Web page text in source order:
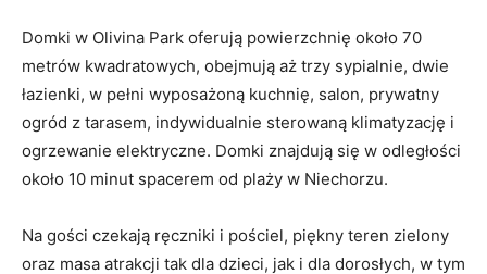
Domki w Olivina Park oferują powierzchnię około 70
metrów kwadratowych, obejmują aż trzy sypialnie, dwie
łazienki, w pełni wyposażoną kuchnię, salon, prywatny
ogród z tarasem, indywidualnie sterowaną klimatyzację i
ogrzewanie elektryczne. Domki znajdują się w odległości
około 10 minut spacerem od plaży w Niechorzu.
Na gości czekają ręczniki i pościel, piękny teren zielony
oraz masa atrakcji tak dla dzieci, jak i dla dorosłych, w tym